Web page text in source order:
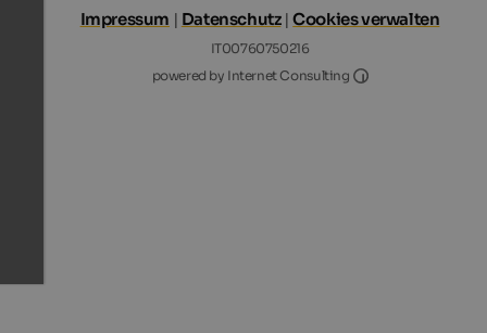
Impressum | Datenschutz|Cookies verwalten
IT00760750216
powered by Internet Consulting
Internet